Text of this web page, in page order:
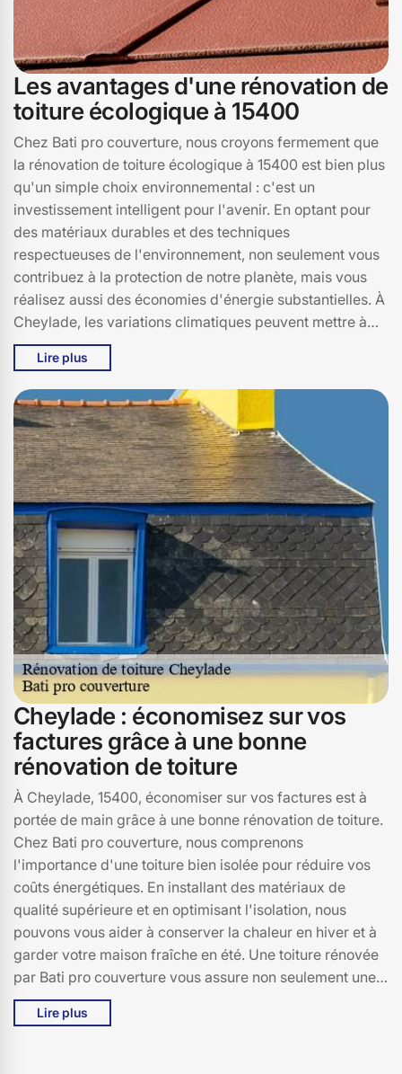
Les avantages d'une rénovation de
toiture écologique à 15400
Chez Bati pro couverture, nous croyons fermement que
la rénovation de toiture écologique à 15400 est bien plus
qu'un simple choix environnemental : c'est un
investissement intelligent pour l'avenir. En optant pour
des matériaux durables et des techniques
respectueuses de l'environnement, non seulement vous
contribuez à la protection de notre planète, mais vous
réalisez aussi des économies d'énergie substantielles. À
Cheylade, les variations climatiques peuvent mettre à
rude épreuve la solidité de votre toiture. En choisissant
des matériaux écologiques, vous bénéficiez d'une
meilleure isolation thermique, réduisant ainsi vos
factures de chauffage en hiver et de climatisation en été.
De plus, les toitures végétalisées, par exemple,
apportent une touche de verdure à 15400, tout en
améliorant la qualité de l'air et en favorisant la
biodiversité. En fin de compte, une toiture écologique,
c'est un geste pour la planète, mais aussi pour votre
portefeuille et votre bien-être au quotidien.
Lire plus
Cheylade : économisez sur vos
factures grâce à une bonne
rénovation de toiture
À Cheylade, 15400, économiser sur vos factures est à
portée de main grâce à une bonne rénovation de toiture.
Chez Bati pro couverture, nous comprenons
l'importance d'une toiture bien isolée pour réduire vos
coûts énergétiques. En installant des matériaux de
qualité supérieure et en optimisant l'isolation, nous
pouvons vous aider à conserver la chaleur en hiver et à
garder votre maison fraîche en été. Une toiture rénovée
par Bati pro couverture vous assure non seulement une
protection accrue contre les intempéries, mais aussi une
réduction significative de vos factures de chauffage et
Lire plus